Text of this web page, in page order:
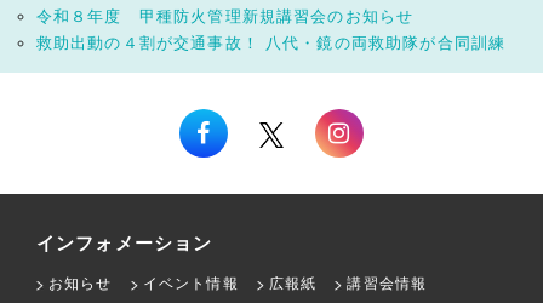
令和８年度 甲種防火管理新規講習会のお知らせ
救助出動の４割が交通事故！ 八代・鏡の両救助隊が合同訓練
インフォメーション
お知らせ イベント情報 広報紙
講習会情報